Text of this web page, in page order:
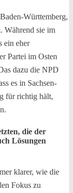
Württemberg,
Während sie im
ein eher
Partei im Osten
dazu die NPD
es in Sachsen-
für richtig hält,
die der
Lösungen
klarer, wie die
Fokus zu